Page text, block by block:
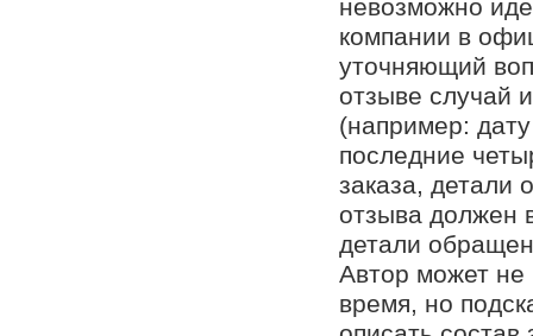
невозможно
компании в
уточняющий
отзыве случай
(например:
последние
заказа, детали
отзыва должен
детали
Автор может не
время, но